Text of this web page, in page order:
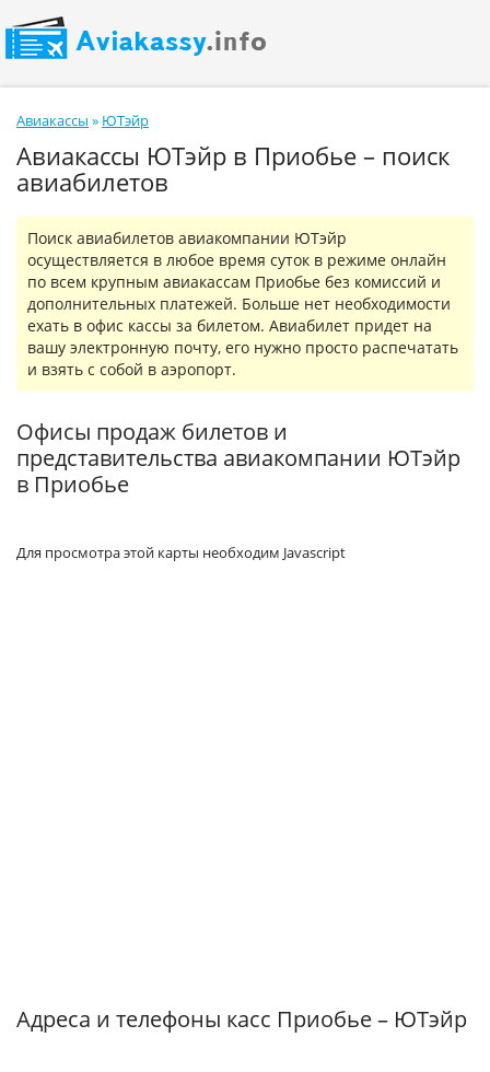
Авиакассы » ЮТэйр
Авиакассы ЮТэйр в Приобье – поиск
авиабилетов
Поиск авиабилетов авиакомпании ЮТэйр
осуществляется в любое время суток в режиме онлайн
по всем крупным авиакассам Приобье без комиссий и
дополнительных платежей. Больше нет необходимости
ехать в офис кассы за билетом. Авиабилет придет на
вашу электронную почту, его нужно просто распечатать
и взять с собой в аэропорт.
Офисы продаж билетов и
представительства авиакомпании ЮТэйр
в Приобье
Для просмотра этой карты необходим Javascript
Адреса и телефоны касс Приобье – ЮТэйр